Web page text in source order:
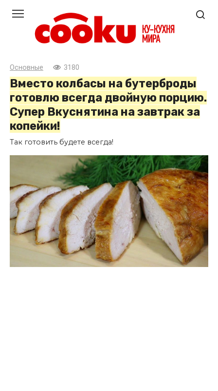
контенту
Основные 3180
Вместо колбасы на бутерброды
готовлю всегда двойную порцию.
Супер Вкуснятина на завтрак за
копейки!
Так готовить будете всегда!